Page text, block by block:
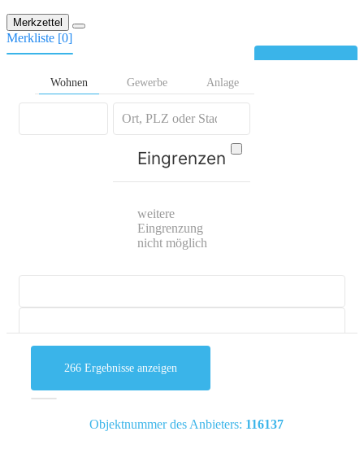
Merkzettel
Merkliste [0]
Wohnen
Gewerbe Anlage
Eingrenzen
weitere
Eingrenzung
nicht möglich
mehr Suchoptionen
266 Ergebnisse anzeigen
Objektnummer des Anbieters: 116137